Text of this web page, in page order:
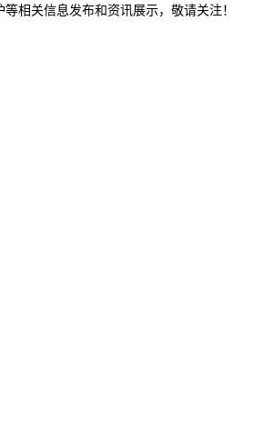
相关信息发布和资讯展示，敬请关注！